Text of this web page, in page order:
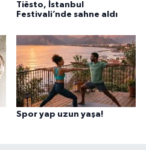
Tiësto, İstanbul
Festivali’nde sahne aldı
Spor yap uzun yaşa!